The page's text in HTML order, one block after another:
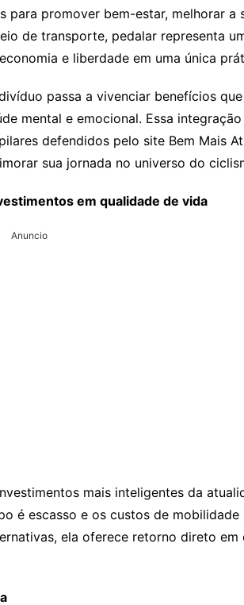
para promover bem-estar, melhorar a
de transporte, pedalar representa
e liberdade em uma única
passa a vivenciar benefícios
mental e emocional. Essa
defendidos pelo site Bem Mais
sua jornada no universo do
em qualidade de vida
Anuncio
mais inteligentes da
é escasso e os custos de mobilidade
ela oferece retorno direto em